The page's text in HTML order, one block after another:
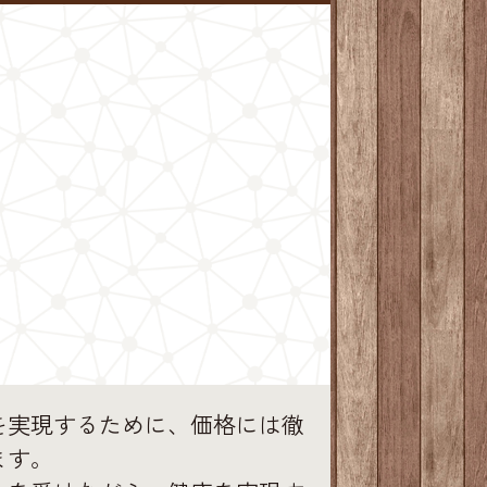
現するために、価格には徹
。